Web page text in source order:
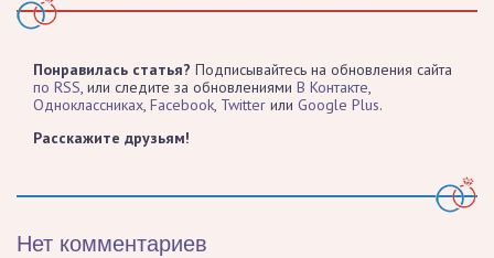
Понравилась статья? Подписывайтесь на обновления сайта
по RSS, или следите за обновлениямиВ Контакте,
Одноклассниках,Facebook, Twitter или Google Plus.
Расскажите друзьям!
Нет комментариев